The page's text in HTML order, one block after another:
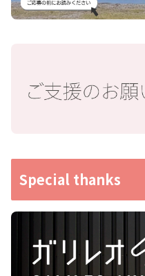
Special thanks